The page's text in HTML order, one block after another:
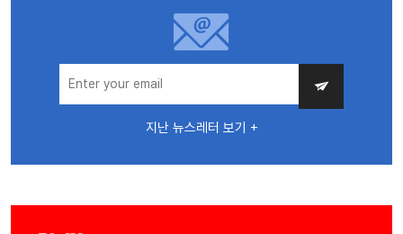
지난 뉴스레터 보기 +